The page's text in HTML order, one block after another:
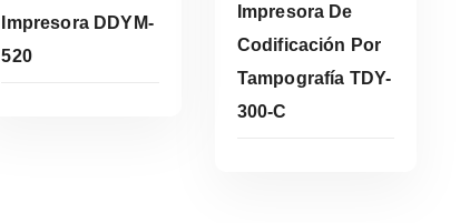
Impresora DDYM-
520
Impresora De
Codificación Por
Tampografía TDY-
300-C